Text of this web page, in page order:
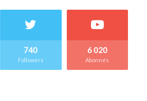
740
Followers
6 020
Abonnés